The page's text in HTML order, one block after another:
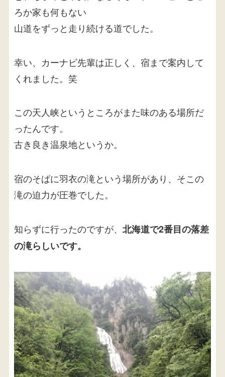
ろか家も何もない
山道をずっと走り続ける道でした。
幸い、カーナビ先輩は正しく、宿まで案内して
くれました。笑
この天人峡というところがまた味のある場所だ
ったんです。
古き良き温泉地というか。
宿のそばに羽衣の滝という場所があり、そこの
滝の迫力が圧巻でした。
知らずに行ったのですが、 北海道で2番目の落差
の滝らしいです。